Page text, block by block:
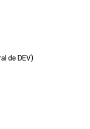
de DEV)